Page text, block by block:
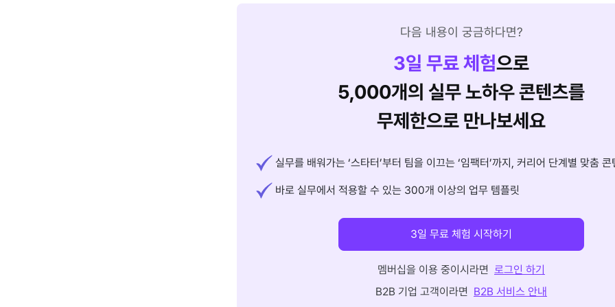
다음 내용이 궁금하다면?
3일 무료 체험으로
5,000개의 실무 노하우 콘텐츠를
무제한으로 만나보세요
실무를 배워가는 ‘스타터’부터 팀을 이끄는 ‘임팩터’까지, 커리어 단계별 맞춤 콘
바로 실무에서 적용할 수 있는 300개 이상의 업무 템플릿
3일 무료 체험 시작하기
멤버십을 이용 중이시라면 로그인 하기
B2B 기업 고객이라면 B2B 서비스 안내